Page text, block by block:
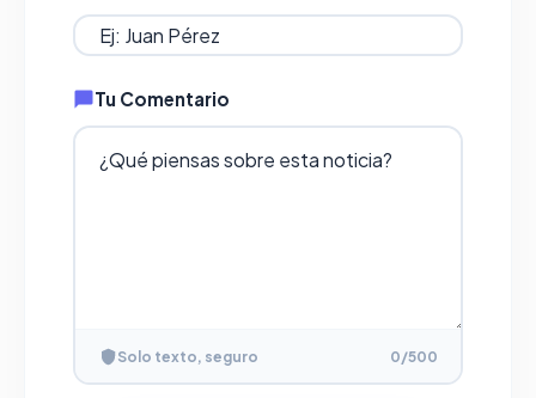
Tu Comentario
Solo texto, seguro 0/500